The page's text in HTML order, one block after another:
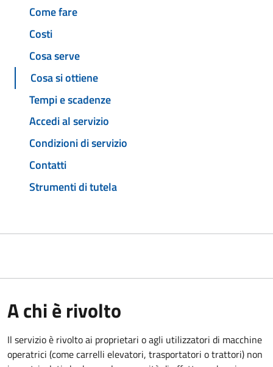
Come fare
Costi
Cosa serve
Cosa si ottiene
Tempi e scadenze
Accedi al servizio
Condizioni di servizio
Contatti
Strumenti di tutela
A chi è rivolto
Il servizio è rivolto ai proprietari o agli utilizzatori di macchine
operatrici (come carrelli elevatori, trasportatori o trattori) non